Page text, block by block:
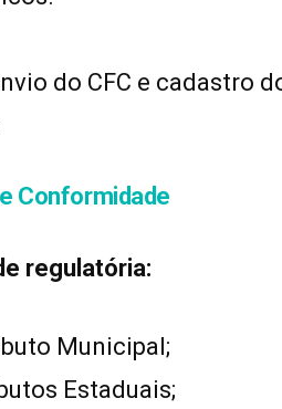
do CFC e cadastro
Conformidade
regulatória:
Municipal;
Estaduais;